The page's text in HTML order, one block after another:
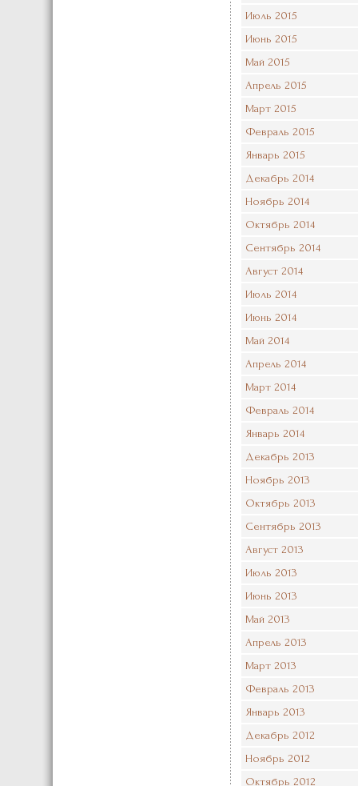
Июль 2015
Июнь 2015
Май 2015
Апрель 2015
Март 2015
Февраль 2015
Январь 2015
Декабрь 2014
Ноябрь 2014
Октябрь 2014
Сентябрь 2014
Август 2014
Июль 2014
Июнь 2014
Май 2014
Апрель 2014
Март 2014
Февраль 2014
Январь 2014
Декабрь 2013
Ноябрь 2013
Октябрь 2013
Сентябрь 2013
Август 2013
Июль 2013
Июнь 2013
Май 2013
Апрель 2013
Март 2013
Февраль 2013
Январь 2013
Декабрь 2012
Ноябрь 2012
Октябрь 2012